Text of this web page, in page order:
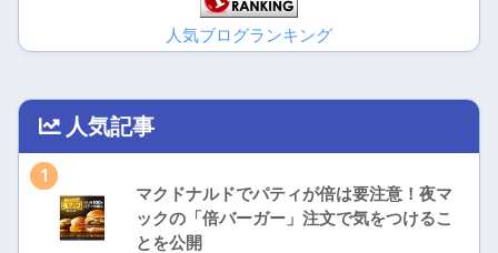
人気ブログランキング
人気記事
1
マクドナルドでパティが倍は要注意！夜マ
ックの「倍バーガー」注文で気をつけるこ
とを公開